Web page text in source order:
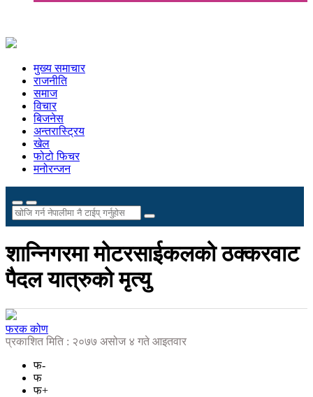
मुख्य समाचार
राजनीति
समाज
विचार
बिजनेस
अन्तरास्ट्रिय
खेल
फोटो फिचर
मनोरन्जन
शान्निगरमा मोटरसाईकलको ठक्करवाट
पैदल यात्रुको मृत्यु
फरक कोण
प्रकाशित मिति : २०७७ असोज ४ गते आइतवार
फ-
फ
फ+